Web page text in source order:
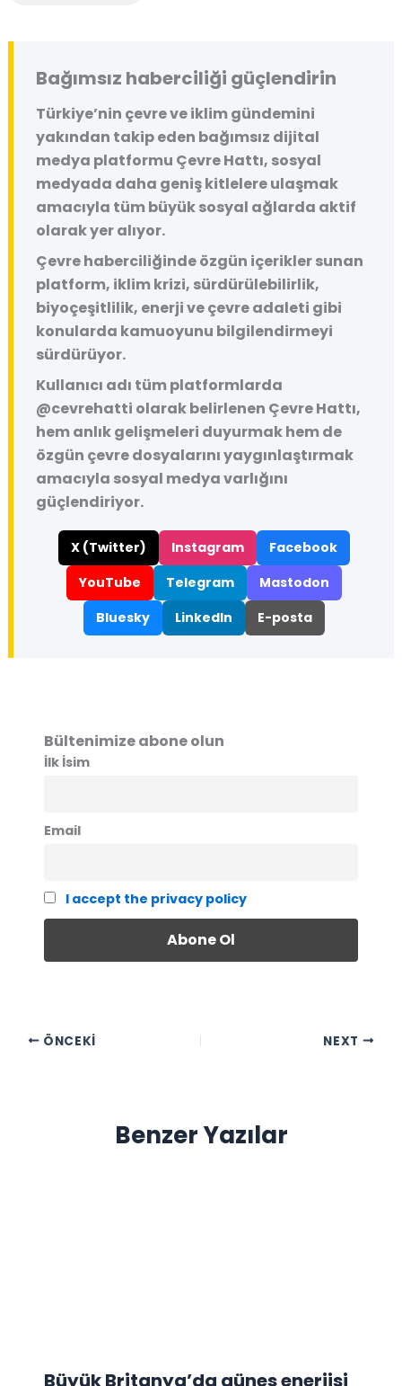
Bağımsız haberciliği güçlendirin
Türkiye’nin çevre ve iklim gündemini
yakından takip eden bağımsız dijital
medya platformu Çevre Hattı, sosyal
medyada daha geniş kitlelere ulaşmak
amacıyla tüm büyük sosyal ağlarda aktif
olarak yer alıyor.
Çevre haberciliğinde özgün içerikler sunan
platform, iklim krizi, sürdürülebilirlik,
biyoçeşitlilik, enerji ve çevre adaleti gibi
konularda kamuoyunu bilgilendirmeyi
sürdürüyor.
Kullanıcı adı tüm platformlarda
@cevrehatti olarak belirlenen Çevre Hattı,
hem anlık gelişmeleri duyurmak hem de
özgün çevre dosyalarını yaygınlaştırmak
amacıyla sosyal medya varlığını
güçlendiriyor.
X (Twitter) Instagram
Facebook
YouTube
Telegram
Mastodon
Bluesky
LinkedIn E-posta
Bültenimize abone olun
İlk İsim
Email
I accept the privacy policy
ÖNCEKI NEXT
Benzer Yazılar
Büyük Britanya’da güneş enerjisi